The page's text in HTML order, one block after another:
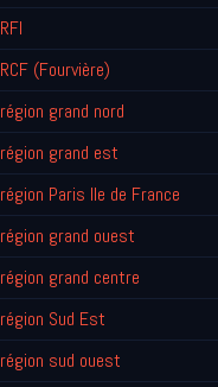
RFI
RCF (Fourvière)
région grand nord
région grand est
région Paris Ile de France
région grand ouest
région grand centre
région Sud Est
région sud ouest